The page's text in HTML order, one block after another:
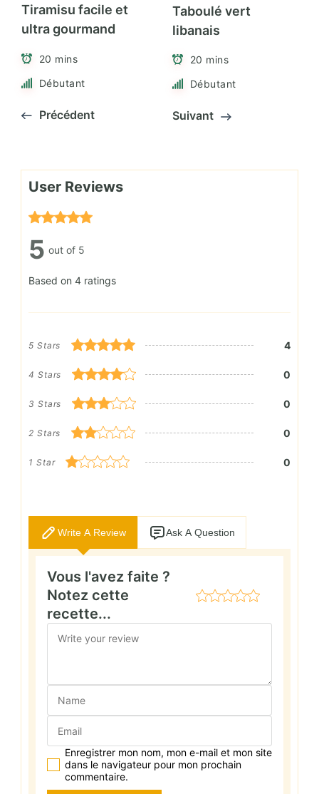
Tiramisu facile et
ultra gourmand
20 mins
Débutant
Précédent
Taboulé vert
libanais
20 mins
Débutant
Suivant
User Reviews
5 out of 5
Based on 4 ratings
5 Stars 4
4 Stars 0
3 Stars 0
2 Stars 0
1 Star 0
Write A Review Ask A Question
Vous l'avez faite ?
Notez cette
recette...
Enregistrer mon nom, mon e-mail et mon site
dans le navigateur pour mon prochain
commentaire.